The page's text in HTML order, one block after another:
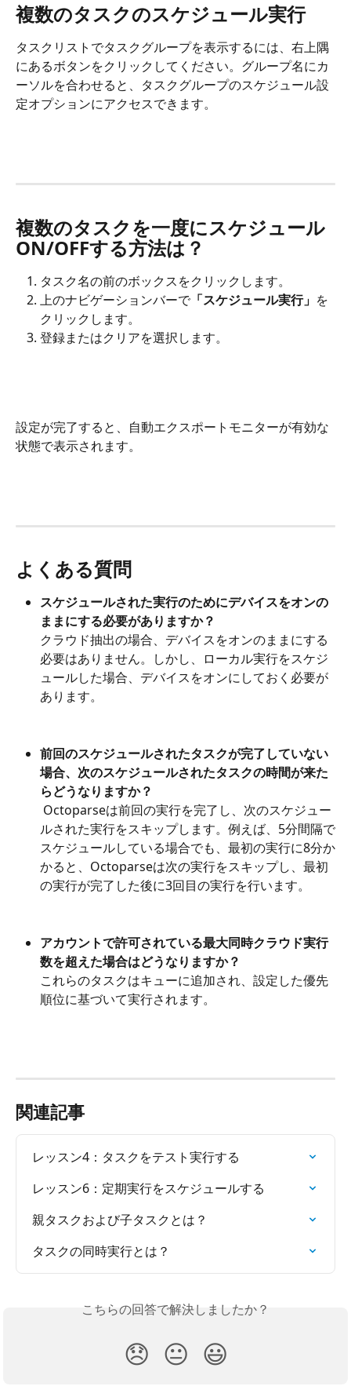
複数のタスクのスケジュール実行
タスクリストでタスクグループを表示するには、右上隅
にあるボタンをクリックしてください。グループ名にカ
ーソルを合わせると、タスクグループのスケジュール設
定オプションにアクセスできます。
複数のタスクを一度にスケジュール
ON/OFFする方法は？
タスク名の前のボックスをクリックします。
上のナビゲーションバーで「スケジュール実行」 を
クリックします。
登録またはクリアを選択します。
設定が完了すると、自動エクスポートモニターが有効な
状態で表示されます。
よくある質問
スケジュールされた実行のためにデバイスをオンの
ままにする必要がありますか？
クラウド抽出の場合、デバイスをオンのままにする
必要はありません。しかし、ローカル実行をスケジ
ュールした場合、デバイスをオンにしておく必要が
あります。
前回のスケジュールされたタスクが完了していない
場合、次のスケジュールされたタスクの時間が来た
らどうなりますか？
ルされた実行をスキップします。例えば、5分間隔で
スケジュールしている場合でも、最初の実行に8分か
かると、Octoparseは次の実行をスキップし、最初
の実行が完了した後に3回目の実行を行います。
アカウントで許可されている最大同時クラウド実行
数を超えた場合はどうなりますか？
これらのタスクはキューに追加され、設定した優先
順位に基づいて実行されます。
関連記事
レッスン4：タスクをテスト実行する
レッスン6：定期実行をスケジュールする
親タスクおよび子タスクとは？
タスクの同時実行とは？
こちらの回答で解決しましたか？
😞 😐 😃